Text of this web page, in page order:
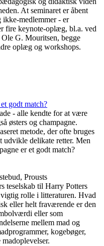
At seminaret er åbent
ikke-medlemmer - er
fire keynote-oplæg, bl.a. ved
G. Mouritsen, begge
oplæg og workshops.
godt match?
- alle kendte for at være
østers og champagne.
metode, der ofte bruges
udvikle delikate retter. Men
er et godt match?
Prousts
teselskab til Harry Potters
rolle i litteraturen. Hvad
eller helt fraværende er den
eller som
mellem mad og
kogebøger,